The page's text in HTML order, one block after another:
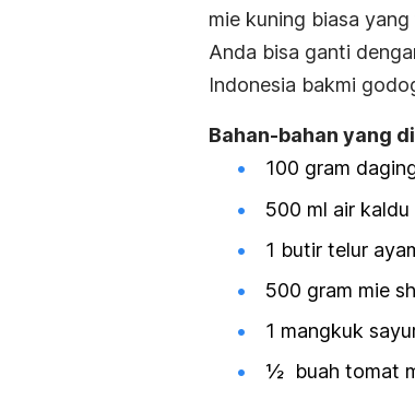
mie kuning biasa
Anda bisa ganti
Indonesia bakmi
Bahan-bahan yang
100 gram
500 ml air kaldu
1 butir telur
500 gram mie
1 mangkuk
½ buah tomat